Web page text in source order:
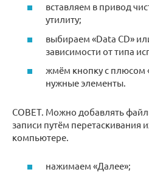
вставляем в привод
утилиту;
выбираем «Data CD»
зависимости от типа
жмём кнопку с плюсом
нужные элементы.
СОВЕТ. Можно добавлять
записи путём перетаскивания
компьютере.
нажимаем «Далее»;